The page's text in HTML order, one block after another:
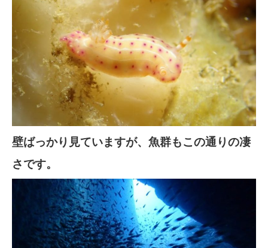
壁ばっかり見ていますが、魚群もこの通りの凄
さです。